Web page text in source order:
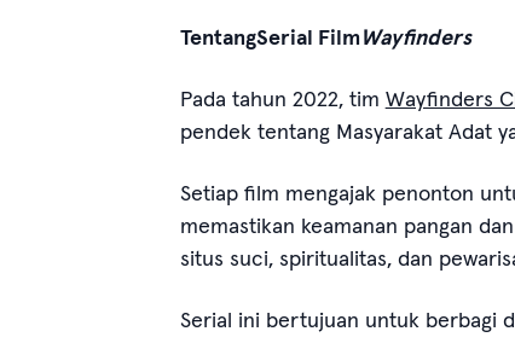
TentangSerial FilmWayfinders
Pada tahun 2022, tim Wayfinders
pendek tentang Masyarakat Adat
Setiap film mengajak penonton
memastikan keamanan pangan
situs suci, spiritualitas, dan
Serial ini bertujuan untuk berbagi